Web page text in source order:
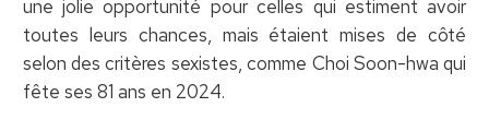
une jolie opportunité pour celles qui estiment avoir
toutes leurs chances, mais étaient mises de côté
selon des critères sexistes, comme Choi Soon-hwa qui
fête ses 81 ans en 2024.